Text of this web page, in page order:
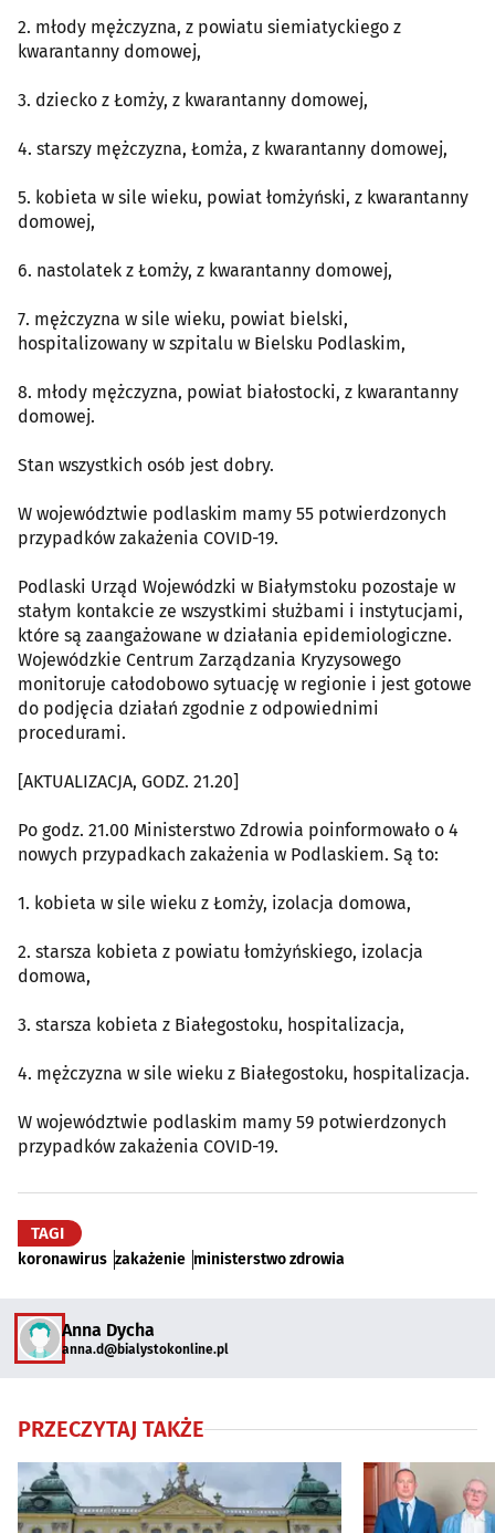
2. młody mężczyzna, z powiatu siemiatyckiego z
kwarantanny domowej,
3. dziecko z Łomży, z kwarantanny domowej,
4. starszy mężczyzna, Łomża, z kwarantanny domowej,
5. kobieta w sile wieku, powiat łomżyński, z kwarantanny
domowej,
6. nastolatek z Łomży, z kwarantanny domowej,
7. mężczyzna w sile wieku, powiat bielski,
hospitalizowany w szpitalu w Bielsku Podlaskim,
8. młody mężczyzna, powiat białostocki, z kwarantanny
domowej.
Stan wszystkich osób jest dobry.
W województwie podlaskim mamy 55 potwierdzonych
przypadków zakażenia COVID-19.
Podlaski Urząd Wojewódzki w Białymstoku pozostaje w
stałym kontakcie ze wszystkimi służbami i instytucjami,
które są zaangażowane w działania epidemiologiczne.
Wojewódzkie Centrum Zarządzania Kryzysowego
monitoruje całodobowo sytuację w regionie i jest gotowe
do podjęcia działań zgodnie z odpowiednimi
procedurami.
[AKTUALIZACJA, GODZ. 21.20]
Po godz. 21.00 Ministerstwo Zdrowia poinformowało o 4
nowych przypadkach zakażenia w Podlaskiem. Są to:
1. kobieta w sile wieku z Łomży, izolacja domowa,
2. starsza kobieta z powiatu łomżyńskiego, izolacja
domowa,
3. starsza kobieta z Białegostoku, hospitalizacja,
4. mężczyzna w sile wieku z Białegostoku, hospitalizacja.
W województwie podlaskim mamy 59 potwierdzonych
przypadków zakażenia COVID-19.
TAGI
koronawirus zakażenie ministerstwo zdrowia
Anna Dycha
anna.d@bialystokonline.pl
PRZECZYTAJ TAKŻE